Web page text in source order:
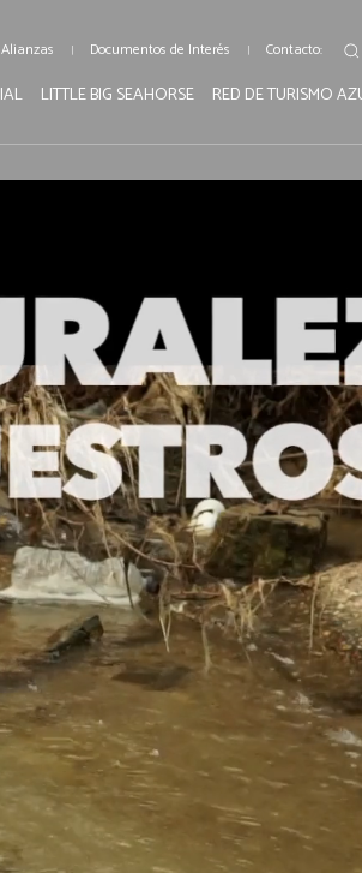
Alianzas Documentos de Interés Contacto:
LITTLE BIG SEAHORSE RED DE TURISMO